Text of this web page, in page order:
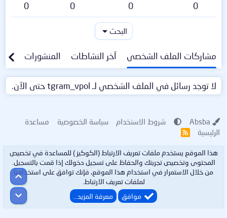
0
0
0
0
البحث
مشاركات الملف الشخصي آخر النشاطات المنشورات
لا توجد رسائل في الملف الشخصي لـ tgram_vpol حتى الآن.
شروط الاستخدام سياسة الخصوصية
مساعدة
الرئيسية
R
هذا الموقع يستخدم ملفات تعريف الارتباط (الكوكيز ) للمساعدة في تخصيص
المحتوى وتخصيص تجربتك والحفاظ على تسجيل دخولك إذا قمت بالتسجيل.
من خلال الاستمرار في استخدام هذا الموقع، فإنك توافق على استخدامنا
لملفات تعريف الارتباط.
موافق
معرفة المزيد…
أعلى